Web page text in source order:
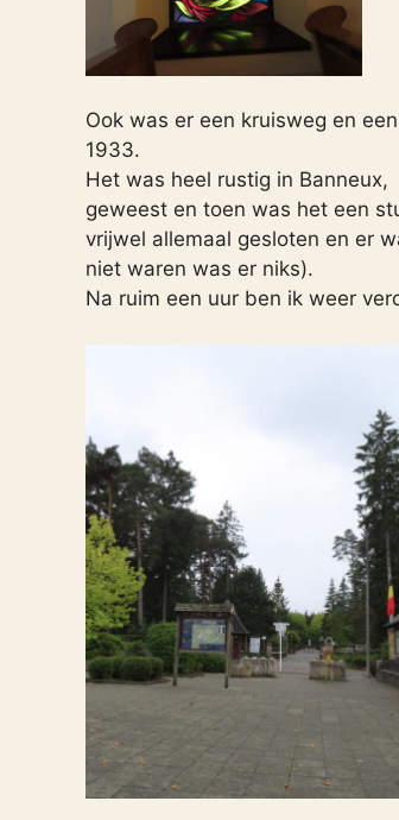
Ook was er een kruisweg en
1933.
Het was heel rustig in
geweest en toen was het een
vrijwel allemaal gesloten en er
niet waren was er niks).
Na ruim een uur ben ik weer